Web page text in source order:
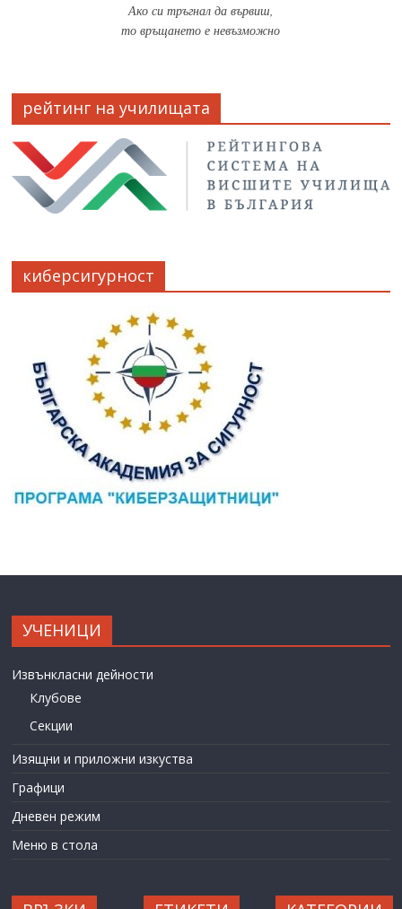
Ако си тръгнал да вървиш,
то връщането е невъзможно
рейтинг на училищата
киберсигурност
УЧЕНИЦИ
Извънкласни дейности
Клубове
Секции
Изящни и приложни изкуства
Графици
Дневен режим
Меню в стола